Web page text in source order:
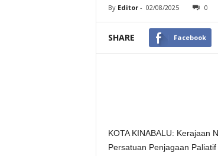
By Editor- 02/08/2025 0
SHARE Facebook
KOTA KINABALU: Kerajaan
Persatuan Penjagaan